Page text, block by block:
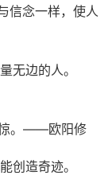
信念一样，使人
无边的人。
惊。——欧阳修
创造奇迹。